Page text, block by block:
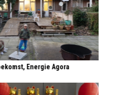
Energie Agora